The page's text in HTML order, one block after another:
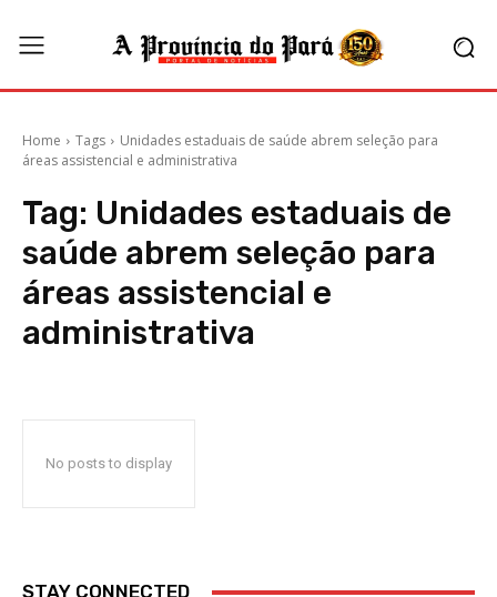
Home Tags
Unidades estaduais de saúde abrem seleção para
áreas assistencial e administrativa
Tag: Unidades estaduais de
saúde abrem seleção para
áreas assistencial e
administrativa
No posts to display
STAY CONNECTED